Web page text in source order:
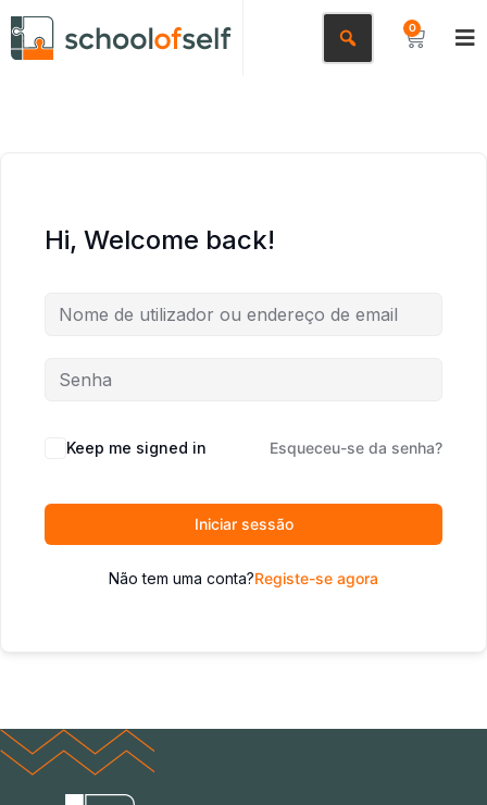
0
Hi, Welcome back!
Keep me signed in Esqueceu-se da senha?
Iniciar sessão
Não tem uma conta?Registe-se agora